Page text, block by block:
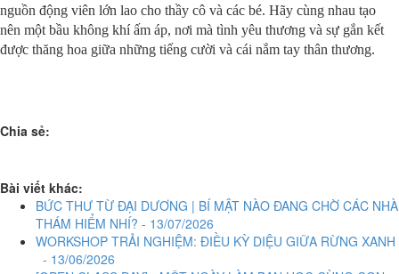
nguồn động viên lớn lao cho thầy cô và các bé. Hãy cùng nhau tạo
nên một bầu không khí ấm áp, nơi mà tình yêu thương và sự gắn kết
được thăng hoa giữa những tiếng cười và cái nắm tay thân thương.
Chia sẻ:
Bài viết khác:
BỨC THƯ TỪ ĐẠI DƯƠNG | BÍ MẬT NÀO ĐANG CHỜ CÁC NHÀ
THÁM HIỂM NHÍ? - 13/07/2026
WORKSHOP TRẢI NGHIỆM: ĐIỀU KỲ DIỆU GIỮA RỪNG XANH
- 13/06/2026